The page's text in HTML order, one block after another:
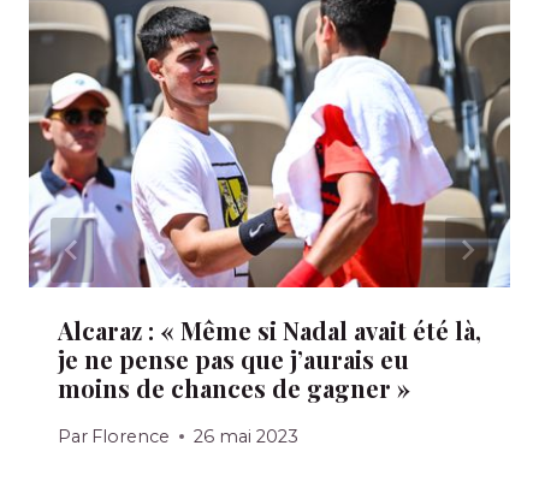
Alcaraz : « Même si Nadal avait été là,
je ne pense pas que j’aurais eu
moins de chances de gagner »
Par Florence 26 mai 2023